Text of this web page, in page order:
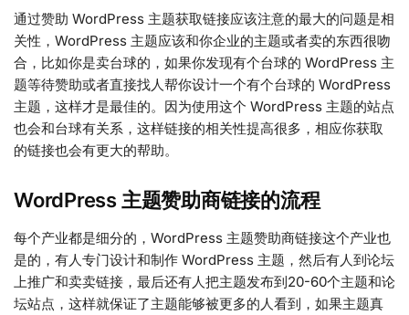
通过赞助 WordPress 主题获取链接应该注意的最大的问题是相
关性，WordPress 主题应该和你企业的主题或者卖的东西很吻
合，比如你是卖台球的，如果你发现有个台球的 WordPress 主
题等待赞助或者直接找人帮你设计一个有个台球的 WordPress
主题，这样才是最佳的。因为使用这个 WordPress 主题的站点
也会和台球有关系，这样链接的相关性提高很多，相应你获取
的链接也会有更大的帮助。
WordPress 主题赞助商链接的流程
每个产业都是细分的，WordPress 主题赞助商链接这个产业也
是的，有人专门设计和制作 WordPress 主题，然后有人到论坛
上推广和卖卖链接，最后还有人把主题发布到20-60个主题和论
坛站点，这样就保证了主题能够被更多的人看到，如果主题真